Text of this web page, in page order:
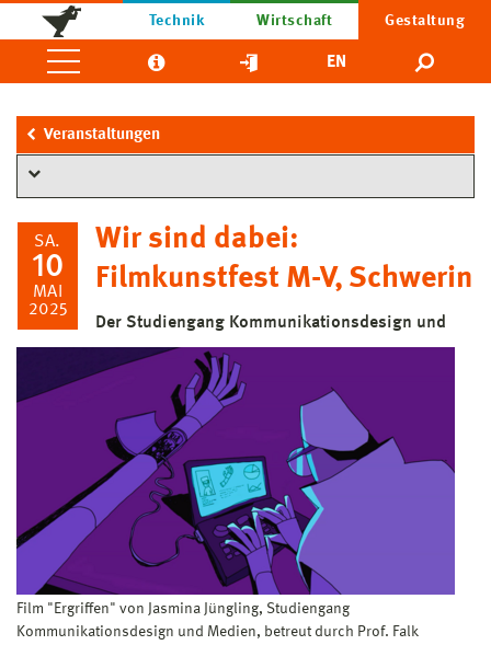
Technik Wirtschaft Gestaltung
EN
Veranstaltungen
SA.
10
MAI
2025
Wir sind dabei:
Filmkunstfest M-V, Schwerin
Film "Ergriffen" von Jasmina Jüngling, Studiengang
Kommunikationsdesign und Medien, betreut durch Prof. Falk
Der Studiengang Kommunikationsdesign und